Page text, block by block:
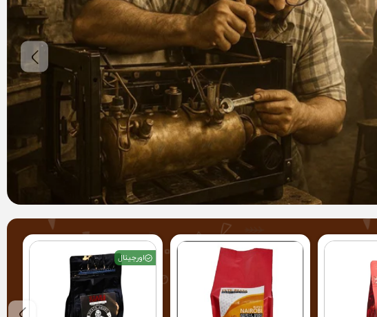
اورجینال